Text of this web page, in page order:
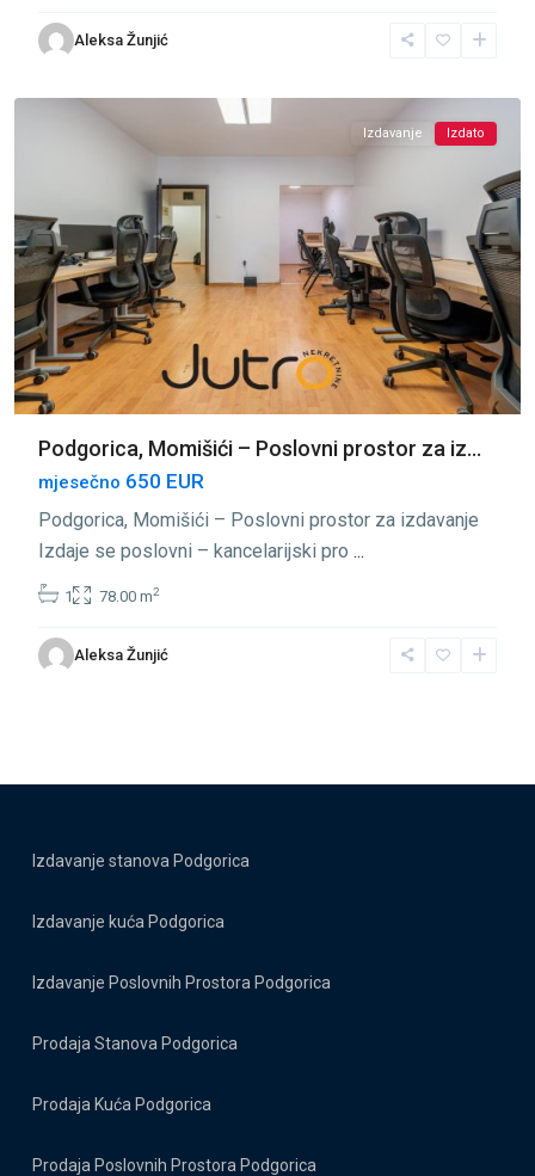
Aleksa Žunjić
Momišići,
Izdavanje Izdato
Podgorica, Momišići – Poslovni prostor za iz...
mjesečno 650 EUR
Podgorica, Momišići – Poslovni prostor za izdavanje
Izdaje se poslovni – kancelarijski pro ...
1 78.00 m2
Aleksa Žunjić
Izdavanje stanova Podgorica
Izdavanje kuća Podgorica
Izdavanje Poslovnih Prostora Podgorica
Prodaja Stanova Podgorica
Prodaja Kuća Podgorica
Prodaja Poslovnih Prostora Podgorica